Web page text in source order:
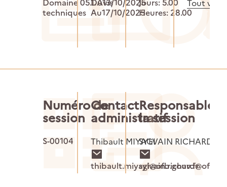
Domaine 05.1.Avis
techniques
Du13/10/2025
Au17/10/2025
Jours: 5.00
Heures: 28.00
Tout voir
Numéro de
session
S-00104
Contact
administratif
Thibault MIYAGI
thibault.miyagi@ofb.gouv.fr
Responsable
la session
SYLVAIN RICHARD